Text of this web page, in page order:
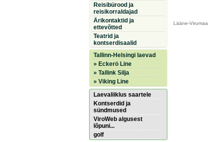
Reisibürood ja
reisikorraldajad
Ärikontaktid ja
ettevõtted
Teatrid ja
kontserdisaalid
Tallinn-Helsingi laevad
» Eckerö Line
» Tallink Silja
» Viking Line
Laevaliiklus saartele
Kontserdid ja
sündmused
ViroWeb algusest
lõpuni...
golf
Lääne-Virumaa